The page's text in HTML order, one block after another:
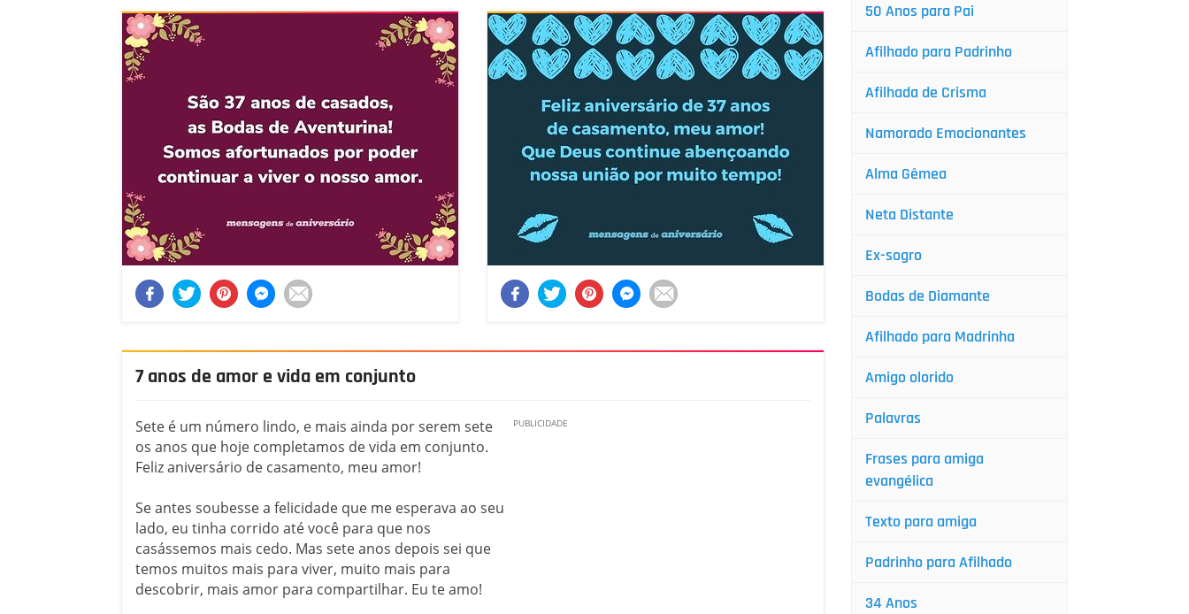
7 anos de amor e vida em conjunto
Sete é um número lindo, e mais ainda por serem sete
os anos que hoje completamos de vida em conjunto.
Feliz aniversário de casamento, meu amor!
Se antes soubesse a felicidade que me esperava ao seu
lado, eu tinha corrido até você para que nos
casássemos mais cedo. Mas sete anos depois sei que
temos muitos mais para viver, muito mais para
descobrir, mais amor para compartilhar. Eu te amo!
50 Anos para Pai
Afilhado para Padrinho
Afilhada de Crisma
Namorado Emocionantes
Alma Gêmea
Neta Distante
Ex-sogro
Bodas de Diamante
Afilhado para Madrinha
Amigo olorido
Palavras
Frases para amiga
evangélica
Texto para amiga
Padrinho para Afilhado
34 Anos